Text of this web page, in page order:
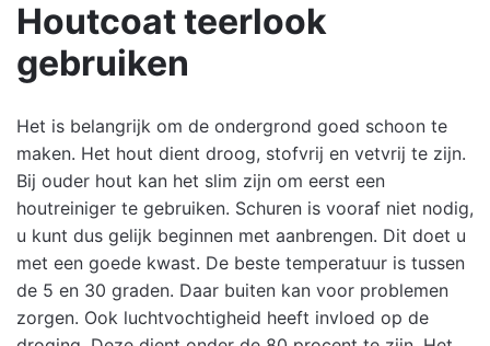
Houtcoat teerlook
gebruiken
Het is belangrijk om de ondergrond goed schoon te
maken. Het hout dient droog, stofvrij en vetvrij te zijn.
Bij ouder hout kan het slim zijn om eerst een
houtreiniger te gebruiken. Schuren is vooraf niet nodig,
u kunt dus gelijk beginnen met aanbrengen. Dit doet u
met een goede kwast. De beste temperatuur is tussen
de 5 en 30 graden. Daar buiten kan voor problemen
zorgen. Ook luchtvochtigheid heeft invloed op de